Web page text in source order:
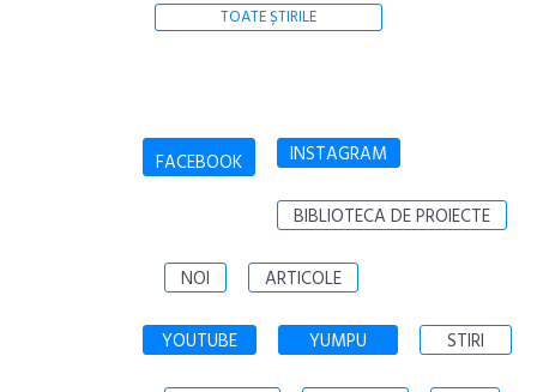
TOATE ȘTIRILE
FACEBOOK INSTAGRAM
BIBLIOTECA DE PROIECTE
NOI ARTICOLE
YOUTUBE YUMPU STIRI